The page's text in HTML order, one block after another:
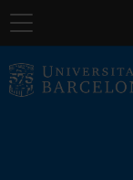
Navegació